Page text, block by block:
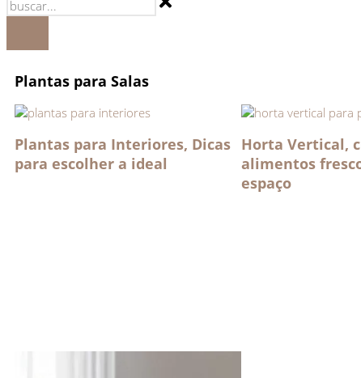
Plantas para Salas
Plantas para Interiores, Dicas
para escolher a ideal
Horta Vertical,
alimentos
espaço